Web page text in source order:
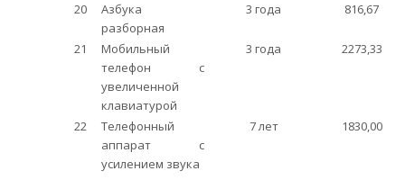
20
Азбука
разборная
3 года 816,67
21
Мобильный
телефон с
увеличенной
клавиатурой
3 года 2273,33
22
Телефонный
аппарат с
усилением звука
7 лет 1830,00